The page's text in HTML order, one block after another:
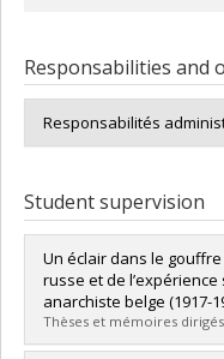
Responsabilities and
Responsabilités
Student supervision
Un éclair dans le
russe et de
anarchiste belge (1917-
Thèses et mémoires dirigés